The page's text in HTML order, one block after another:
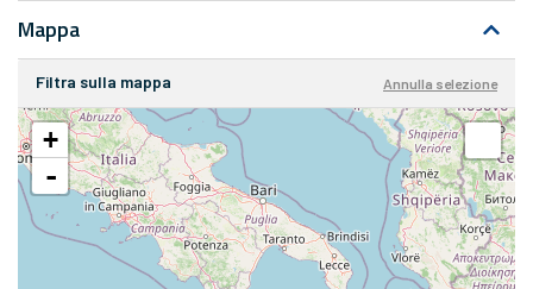
Mappa
Filtra sulla mappa Annulla selezione
+
-